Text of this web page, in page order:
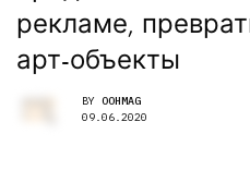
рекламе,
арт-объекты
BY OOHMAG
09.06.2020